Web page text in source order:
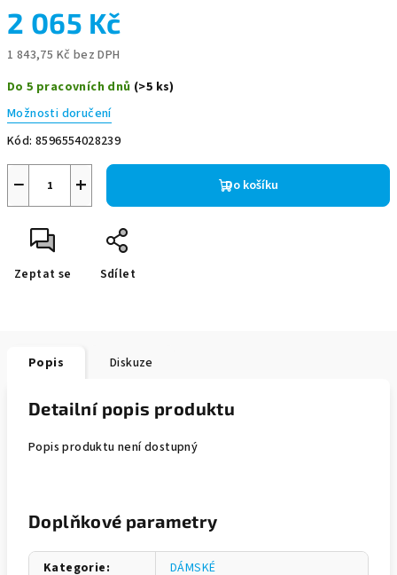
2 065 Kč
1 843,75 Kč bez DPH
cena:
Do 5 pracovních dnů (>5 ks)
Možnosti doručení
Kód: 8596554028239
+
− Do košíku
Zeptat se Sdílet
Popis Diskuze
Detailní popis produktu
Popis produktu není dostupný
Doplňkové parametry
Kategorie:
DÁMSKÉ